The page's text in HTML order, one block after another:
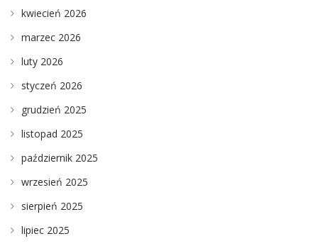
kwiecień 2026
marzec 2026
luty 2026
styczeń 2026
grudzień 2025
listopad 2025
październik 2025
wrzesień 2025
sierpień 2025
lipiec 2025